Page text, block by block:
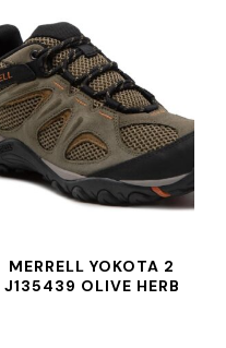
MERRELL YOKOTA 2
J135439 OLIVE HERB